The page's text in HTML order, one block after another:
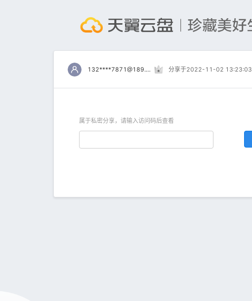
132****7871@189.cn 分享于2022-11-02 13:23:03
属于私密分享，请输入访问码后查看